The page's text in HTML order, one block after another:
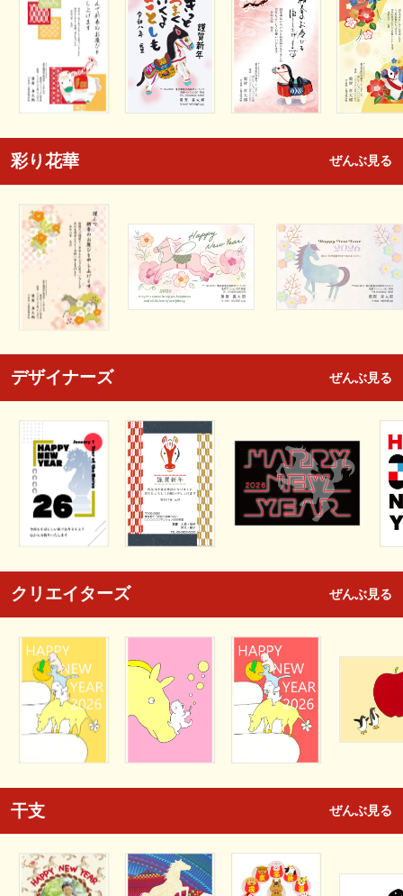
彩り花華 ぜんぶ見る
デザイナーズ ぜんぶ見る
クリエイターズ ぜんぶ見る
干支 ぜんぶ見る